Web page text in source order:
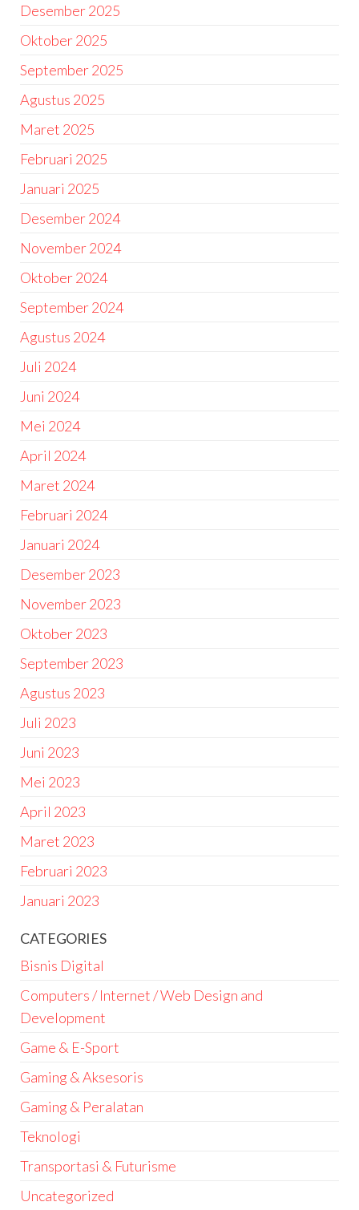
Desember 2025
Oktober 2025
September 2025
Agustus 2025
Maret 2025
Februari 2025
Januari 2025
Desember 2024
November 2024
Oktober 2024
September 2024
Agustus 2024
Juli 2024
Juni 2024
Mei 2024
April 2024
Maret 2024
Februari 2024
Januari 2024
Desember 2023
November 2023
Oktober 2023
September 2023
Agustus 2023
Juli 2023
Juni 2023
Mei 2023
April 2023
Maret 2023
Februari 2023
Januari 2023
CATEGORIES
Bisnis Digital
Computers / Internet / Web Design and
Development
Game & E-Sport
Gaming & Aksesoris
Gaming & Peralatan
Teknologi
Transportasi & Futurisme
Uncategorized